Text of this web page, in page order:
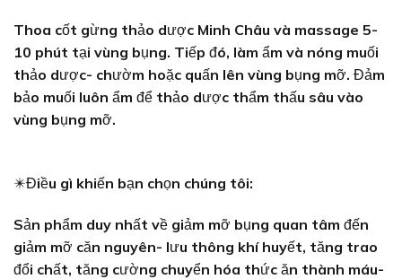
Thoa cốt gừng thảo dược Minh Châu và massage 5-
10 phút tại vùng bụng. Tiếp đó, làm ẩm và nóng muối
thảo dược- chườm hoặc quấn lên vùng bụng mỡ. Đảm
bảo muối luôn ẩm để thảo dược thẩm thấu sâu vào
vùng bụng mỡ.
✴️Điều gì khiến bạn chọn chúng tôi:
Sản phẩm duy nhất về giảm mỡ bụng quan tâm đến
giảm mỡ căn nguyên- lưu thông khí huyết, tăng trao
đổi chất, tăng cường chuyển hóa thức ăn thành máu-